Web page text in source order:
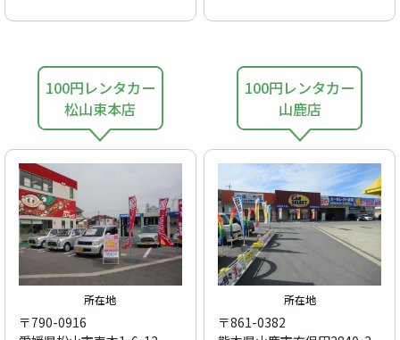
100円レンタカー
松山束本店
所在地
〒790-0916
100円レンタカー
山鹿店
所在地
〒861-0382